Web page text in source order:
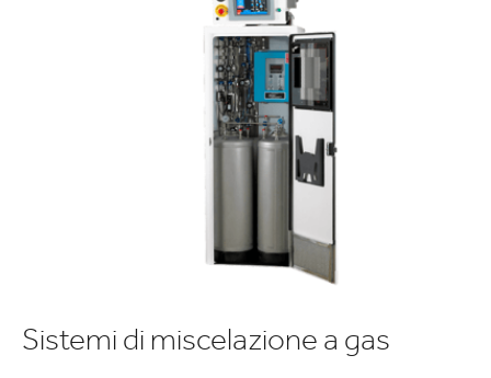
Sistemi di miscelazione a gas